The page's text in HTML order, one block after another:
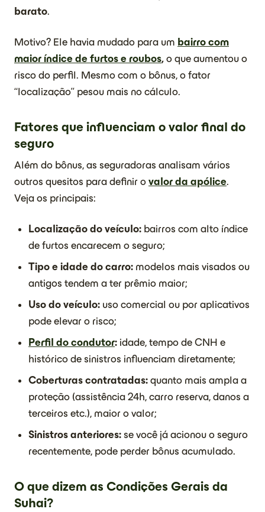
barato.
Motivo? Ele havia mudado para um bairro com
maior índice de furtos e roubos, o que aumentou o
risco do perfil. Mesmo com o bônus, o fator
“localização” pesou mais no cálculo.
Fatores que influenciam o valor final do
seguro
Além do bônus, as seguradoras analisam vários
outros quesitos para definir o valor da apólice.
Veja os principais:
Localização do veículo: bairros com alto índice
de furtos encarecem o seguro;
Tipo e idade do carro: modelos mais visados ou
antigos tendem a ter prêmio maior;
Uso do veículo: uso comercial ou por aplicativos
pode elevar o risco;
Perfil do condutor: idade, tempo de CNH e
histórico de sinistros influenciam diretamente;
Coberturas contratadas: quanto mais ampla a
proteção (assistência 24h, carro reserva, danos a
terceiros etc.), maior o valor;
Sinistros anteriores: se você já acionou o seguro
recentemente, pode perder bônus acumulado.
O que dizem as Condições Gerais da
Suhai?